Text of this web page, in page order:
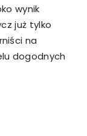
wynik
już tylko
na
dogodnych